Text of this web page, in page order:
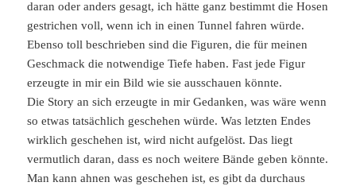
daran oder anders gesagt, ich hätte ganz bestimmt die Hosen
gestrichen voll, wenn ich in einen Tunnel fahren würde.
Ebenso toll beschrieben sind die Figuren, die für meinen
Geschmack die notwendige Tiefe haben. Fast jede Figur
erzeugte in mir ein Bild wie sie ausschauen könnte.
Die Story an sich erzeugte in mir Gedanken, was wäre wenn
so etwas tatsächlich geschehen würde. Was letzten Endes
wirklich geschehen ist, wird nicht aufgelöst. Das liegt
vermutlich daran, dass es noch weitere Bände geben könnte.
Man kann ahnen was geschehen ist, es gibt da durchaus